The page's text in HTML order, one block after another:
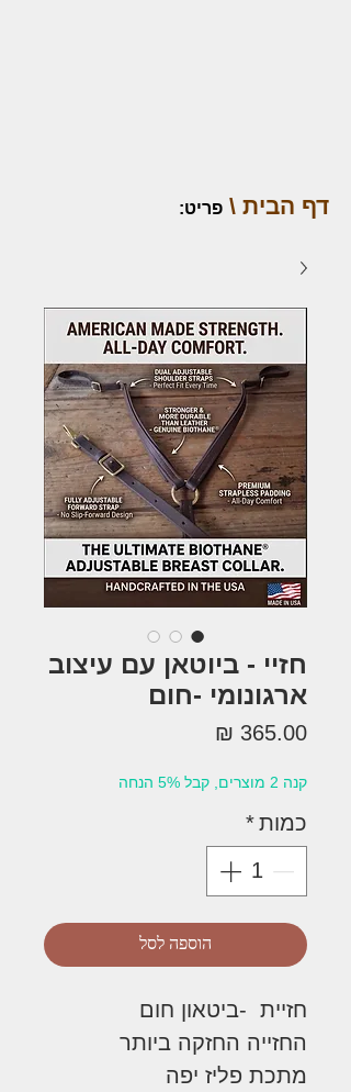
דף הבית \ פריט:
חזיי - ביוטאן עם עיצוב
ארגונומי -חום
קנה 2 מוצרים, קבל 5% הנחה
כמות*
הוספה לסל
חזיית -ביטאון חום
החזייה החזקה ביותר
מתכת פליז יפה